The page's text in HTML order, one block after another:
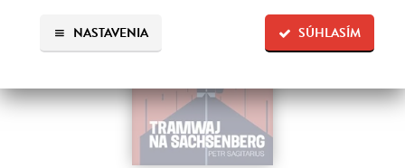
SÚHLASÍM
NASTAVENIA